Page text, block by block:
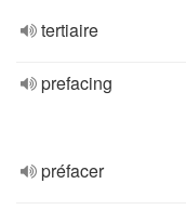
tertiaire
prefacing
préfacer